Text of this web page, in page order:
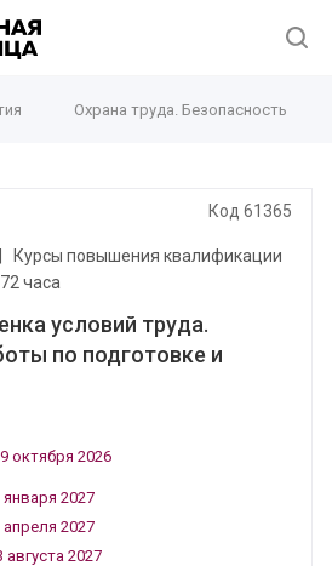
Охрана труда. Безопасность
Код 61365
Курсы повышения квалификации
72 часа
условий труда.
по подготовке и
октября 2026
января 2027
апреля 2027
августа 2027